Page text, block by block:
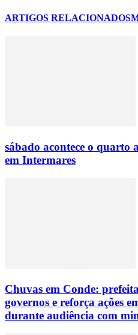
ARTIGOS RELACIONADOS
sábado acontece o quarto
em Intermares
Chuvas em Conde:
governos e reforça ações
durante audiência com